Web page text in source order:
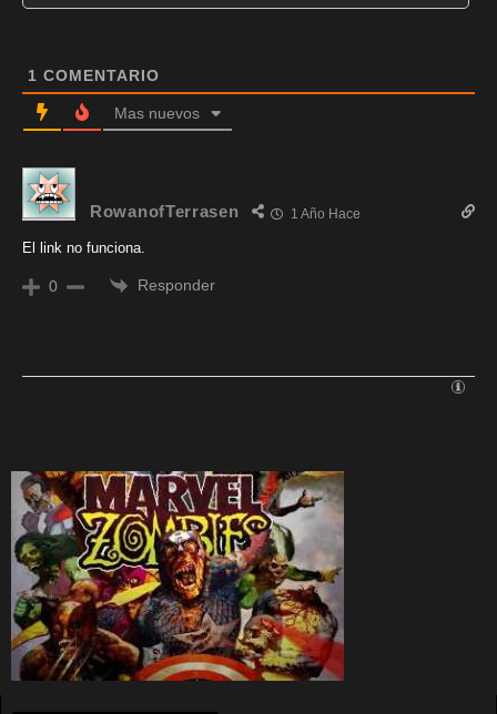
1 COMENTARIO
Mas nuevos
RowanofTerrasen 1 Año Hace
El link no funciona.
0 Responder